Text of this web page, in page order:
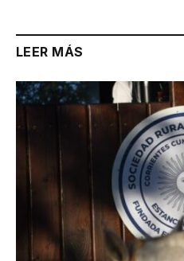
LEER MÁS